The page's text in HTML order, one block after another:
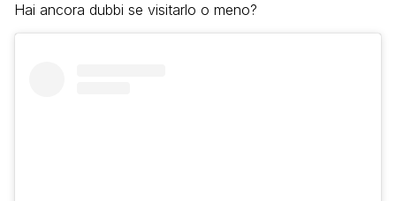
Hai ancora dubbi se visitarlo o meno?